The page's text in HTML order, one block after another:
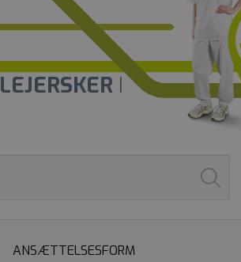
I
ANSÆTTELSESFORM